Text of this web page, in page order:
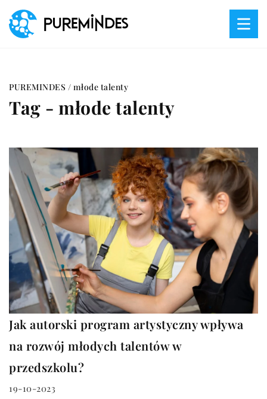
PUREMINDES / młode talenty
Tag - młode talenty
Jak autorski program artystyczny wpływa
na rozwój młodych talentów w
przedszkolu?
19-10-2023